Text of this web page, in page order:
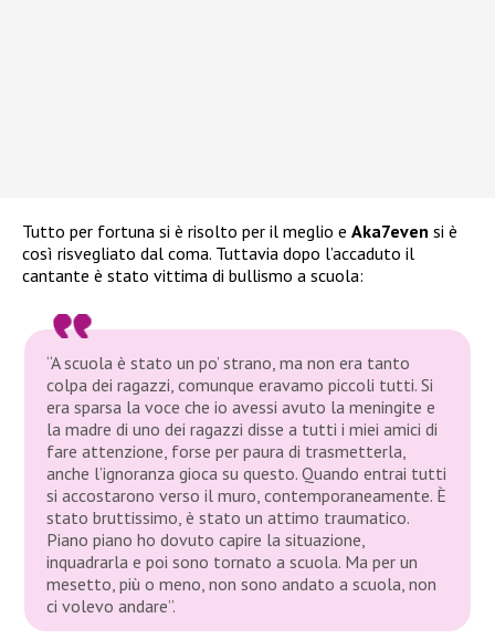
Tutto per fortuna si è risolto per il meglio e Aka7even si è
così risvegliato dal coma. Tuttavia dopo l’accaduto il
cantante è stato vittima di bullismo a scuola:
“A scuola è stato un po’ strano, ma non era tanto
colpa dei ragazzi, comunque eravamo piccoli tutti. Si
era sparsa la voce che io avessi avuto la meningite e
la madre di uno dei ragazzi disse a tutti i miei amici di
fare attenzione, forse per paura di trasmetterla,
anche l’ignoranza gioca su questo. Quando entrai tutti
si accostarono verso il muro, contemporaneamente. È
stato bruttissimo, è stato un attimo traumatico.
Piano piano ho dovuto capire la situazione,
inquadrarla e poi sono tornato a scuola. Ma per un
mesetto, più o meno, non sono andato a scuola, non
ci volevo andare”.